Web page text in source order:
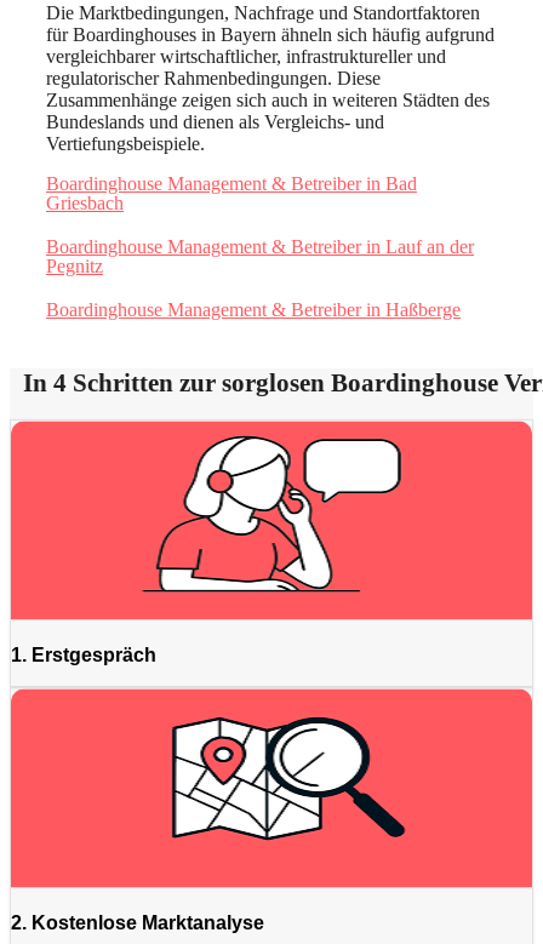
Die Marktbedingungen, Nachfrage und Standortfaktoren
für Boardinghouses in Bayern ähneln sich häufig aufgrund
vergleichbarer wirtschaftlicher, infrastruktureller und
regulatorischer Rahmenbedingungen. Diese
Zusammenhänge zeigen sich auch in weiteren Städten des
Bundeslands und dienen als Vergleichs- und
Vertiefungsbeispiele.
Boardinghouse Management & Betreiber in Bad
Griesbach
Boardinghouse Management & Betreiber in Lauf an der
Pegnitz
Boardinghouse Management & Betreiber in Haßberge
In 4 Schritten zur sorglosen Boardinghouse
1. Erstgespräch
2. Kostenlose Marktanalyse